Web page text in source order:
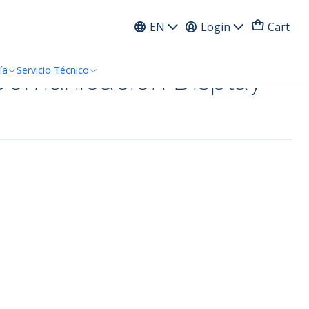
EN Login Cart
Servicio Técnico Display